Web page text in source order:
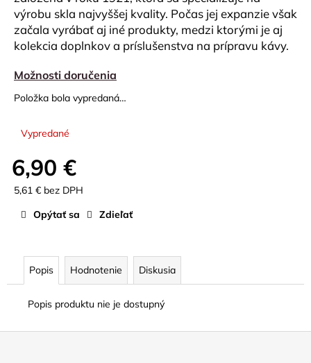
výrobu skla najvyššej kvality. Počas jej expanzie však
začala vyrábať aj iné produkty, medzi ktorými je aj
kolekcia doplnkov a príslušenstva na prípravu kávy.
Možnosti doručenia
Položka bola vypredaná…
Vypredané
6,90 €
5,61 € bez DPH
cena:Opýtať sa Zdieľať
Popis Hodnotenie Diskusia
Popis produktu nie je dostupný
č
a
m
e
VEĽKÝ
DRIPPER
FAREBNÝ
€